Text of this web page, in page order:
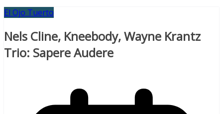
El Ojo Tuerto
Nels Cline, Kneebody, Wayne Krantz
Trio: Sapere Audere